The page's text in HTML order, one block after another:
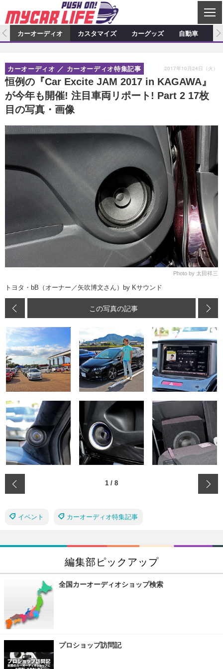
C
L
S
E
カーオーディオ
プロショップ検索 ショップ訪問記
カーオーディオニュース デモカー製作記
その他
カスタマイズ特集記事 カスタマイズ新製品情報
カスタマイズニュース
カーグッズ
カーグッズ特集記事 カーグッズ新製品情報
カーグッズニュース
自動車
スクープ
カーオーディオ カスタマイズ カーグッズ 自動車
恒例の『Car Excite JAM 2017 in KAGAWA』
が今年も開催! 注目車両リポート! Part 2 17枚
目の写真・画像
カーオーディオ カーオーディオ特集記事 2017年10月24日（火）
Photo by 太田祥三
トヨタ・bB（オーナー／矢吹博文さん）by Kサウンド
この写真の記事
1 / 8
イベント カーオーディオ特集記事
編集部ピックアップ
全国カーオーディオショップ検索
プロショップ訪問記